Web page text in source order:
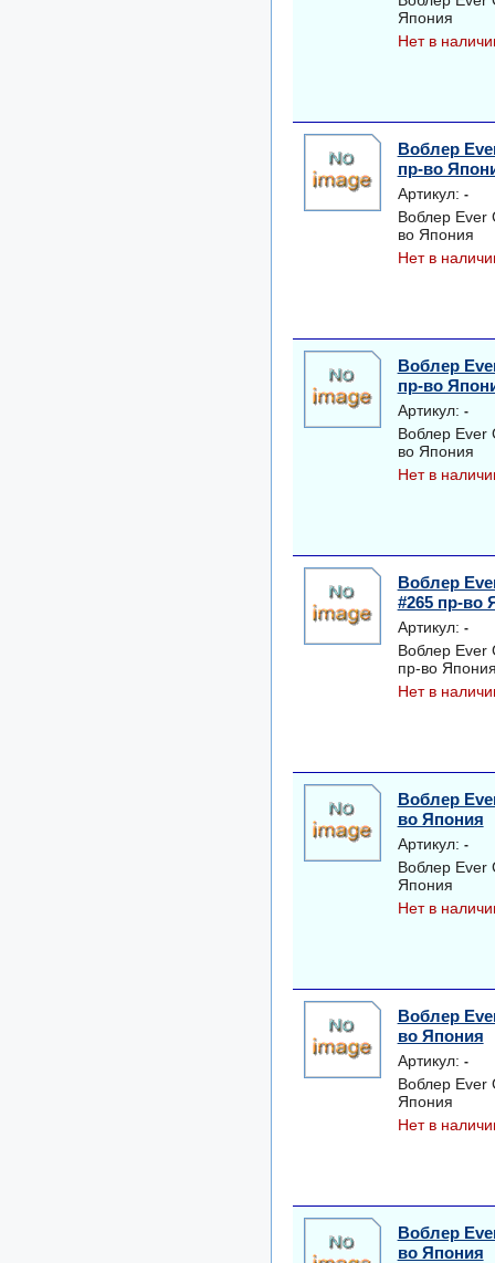
Япония
Нет в
Воблер
пр-во
Артикул: -
Воблер Ever
во Япония
Нет в
Воблер
пр-во
Артикул: -
Воблер Ever
во Япония
Нет в
Воблер
#265 пр-во
Артикул: -
Воблер Ever
пр-во
Нет в
Воблер
во Япония
Артикул: -
Воблер Ever
Япония
Нет в
Воблер
во Япония
Артикул: -
Воблер Ever
Япония
Нет в
Воблер
во Япония